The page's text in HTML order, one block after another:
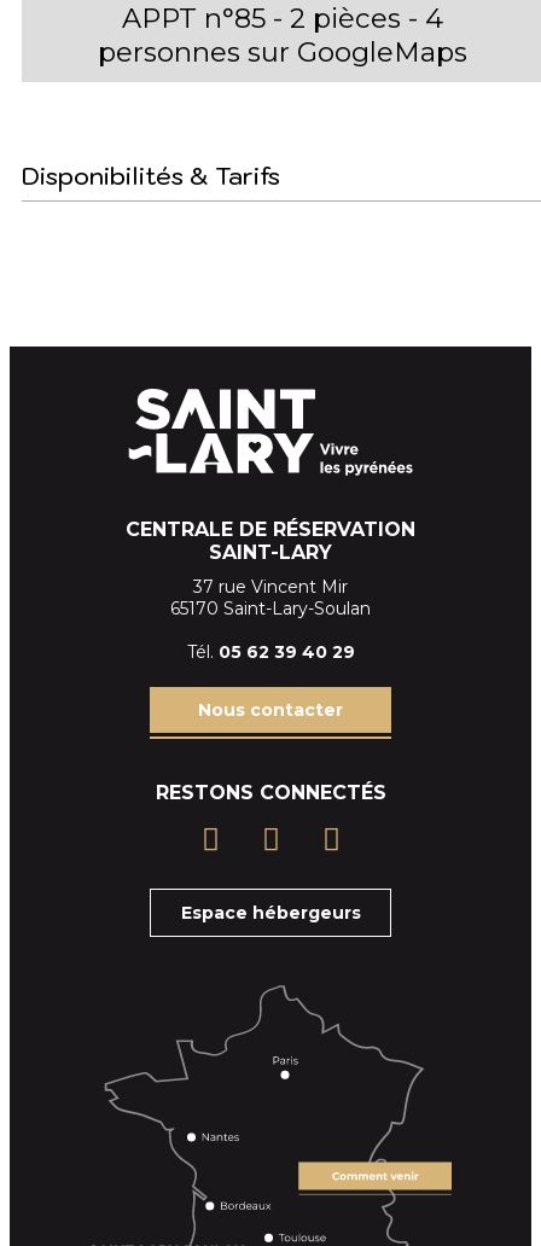
APPT n°85 - 2 pièces - 4
personnes sur GoogleMaps
Disponibilités & Tarifs
CENTRALE DE RÉSERVATION
SAINT-LARY
37 rue Vincent Mir
65170 Saint-Lary-Soulan
Tél. 05 62 39 40 29
Nous contacter
RESTONS CONNECTÉS
Espace hébergeurs